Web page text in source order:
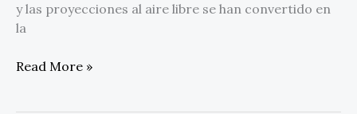
y las proyecciones al aire libre se han convertido en
la
Read More »